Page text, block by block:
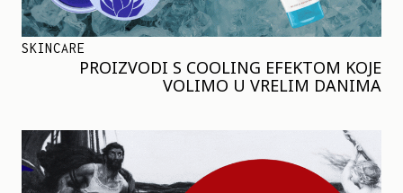
SKINCARE
PROIZVODI S COOLING EFEKTOM KOJE
VOLIMO U VRELIM DANIMA